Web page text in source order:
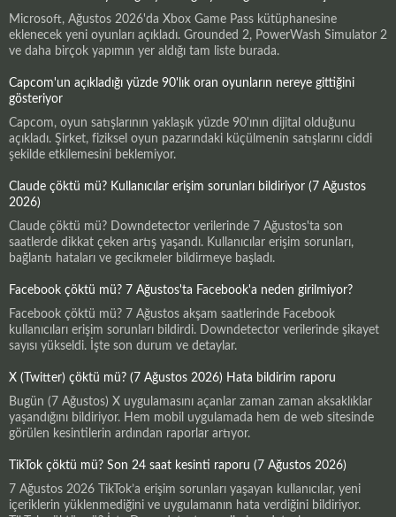
Microsoft, Ağustos 2026'da Xbox Game Pass kütüphanesine
eklenecek yeni oyunları açıkladı. Grounded 2, PowerWash Simulator 2
ve daha birçok yapımın yer aldığı tam liste burada.
Capcom'un açıkladığı yüzde 90'lık oran oyunların nereye gittiğini
gösteriyor
Capcom, oyun satışlarının yaklaşık yüzde 90'ının dijital olduğunu
açıkladı. Şirket, fiziksel oyun pazarındaki küçülmenin satışlarını ciddi
şekilde etkilemesini beklemiyor.
Claude çöktü mü? Kullanıcılar erişim sorunları bildiriyor (7 Ağustos
2026)
Claude çöktü mü? Downdetector verilerinde 7 Ağustos'ta son
saatlerde dikkat çeken artış yaşandı. Kullanıcılar erişim sorunları,
bağlantı hataları ve gecikmeler bildirmeye başladı.
Facebook çöktü mü? 7 Ağustos'ta Facebook'a neden girilmiyor?
Facebook çöktü mü? 7 Ağustos akşam saatlerinde Facebook
kullanıcıları erişim sorunları bildirdi. Downdetector verilerinde şikayet
sayısı yükseldi. İşte son durum ve detaylar.
X (Twitter) çöktü mü? (7 Ağustos 2026) Hata bildirim raporu
Bugün (7 Ağustos) X uygulamasını açanlar zaman zaman aksaklıklar
yaşandığını bildiriyor. Hem mobil uygulamada hem de web sitesinde
görülen kesintilerin ardından raporlar artıyor.
TikTok çöktü mü? Son 24 saat kesinti raporu (7 Ağustos 2026)
7 Ağustos 2026 TikTok’a erişim sorunları yaşayan kullanıcılar, yeni
içeriklerin yüklenmediğini ve uygulamanın hata verdiğini bildiriyor.